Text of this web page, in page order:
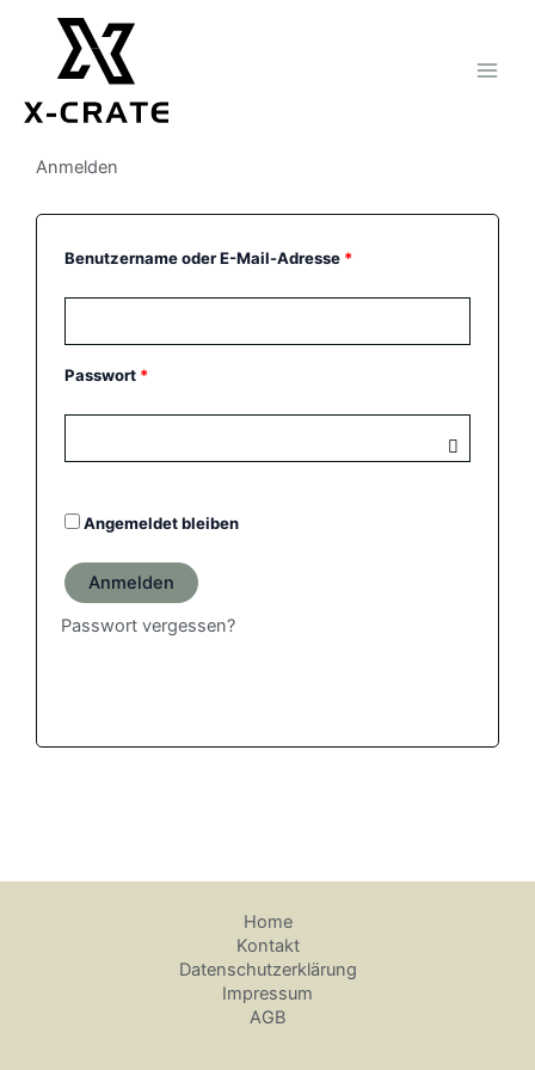
springen
Anmelden
Benutzername oder E-Mail-Adresse *
Passwort *
Angemeldet bleiben
Anmelden
Passwort vergessen?
Home
Kontakt
Datenschutzerklärung
Impressum
AGB